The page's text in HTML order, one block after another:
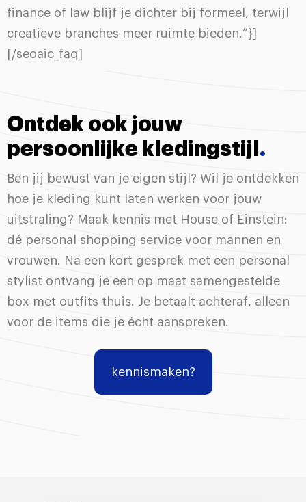
finance of law blijf je dichter bij formeel, terwijl
creatieve branches meer ruimte bieden.”}]
[/seoaic_faq]
Ontdek ook jouw
persoonlijke kledingstijl .
Ben jij bewust van je eigen stijl? Wil je ontdekken
hoe je kleding kunt laten werken voor jouw
uitstraling? Maak kennis met House of Einstein:
dé personal shopping service voor mannen en
vrouwen. Na een kort gesprek met een personal
stylist ontvang je een op maat samengestelde
box met outfits thuis. Je betaalt achteraf, alleen
voor de items die je écht aanspreken.
kennismaken?